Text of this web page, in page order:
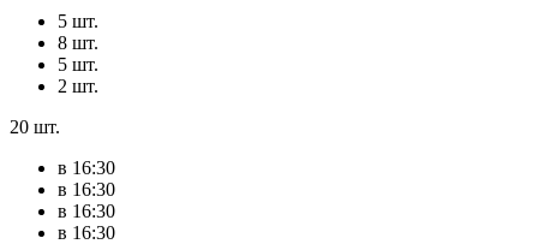
5 шт.
8 шт.
5 шт.
2 шт.
20 шт.
в 16:30
в 16:30
в 16:30
в 16:30